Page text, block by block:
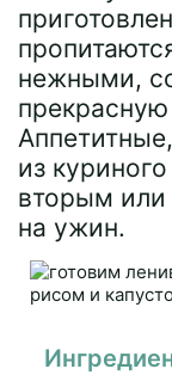
нежными,
из
вторым
на ужин.